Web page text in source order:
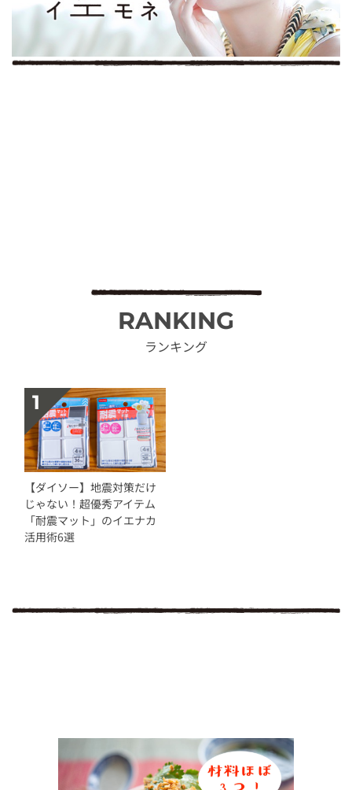
RANKING
ランキング
【ダイソー】地震対策だけ
じゃない！超優秀アイテム
「耐震マット」のイエナカ
活用術6選